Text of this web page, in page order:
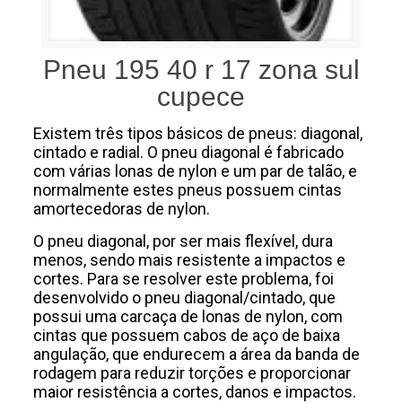
Pneu 195 40 r 17 zona sul
cupece
Existem três tipos básicos de pneus: diagonal,
cintado e radial. O pneu diagonal é fabricado
com várias lonas de nylon e um par de talão, e
normalmente estes pneus possuem cintas
amortecedoras de nylon.
O pneu diagonal, por ser mais flexível, dura
menos, sendo mais resistente a impactos e
cortes. Para se resolver este problema, foi
desenvolvido o pneu diagonal/cintado, que
possui uma carcaça de lonas de nylon, com
cintas que possuem cabos de aço de baixa
angulação, que endurecem a área da banda de
rodagem para reduzir torções e proporcionar
maior resistência a cortes, danos e impactos.